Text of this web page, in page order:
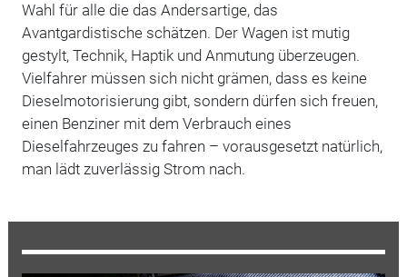
Wahl für alle die das Andersartige, das
Avantgardistische schätzen. Der Wagen ist mutig
gestylt, Technik, Haptik und Anmutung überzeugen.
Vielfahrer müssen sich nicht grämen, dass es keine
Dieselmotorisierung gibt, sondern dürfen sich freuen,
einen Benziner mit dem Verbrauch eines
Dieselfahrzeuges zu fahren – vorausgesetzt natürlich,
man lädt zuverlässig Strom nach.